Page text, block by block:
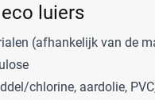
luiers
(afhankelijk van de
chlorine, aardolie,